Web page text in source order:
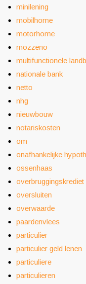
minilening
mobilhome
motorhome
mozzeno
multifunctionele
nationale bank
netto
nhg
nieuwbouw
notariskosten
om
onafhankelijke
ossenhaas
overbruggingskrediet
oversluiten
overwaarde
paardenvlees
particulier
particulier geld lenen
particuliere
particulieren